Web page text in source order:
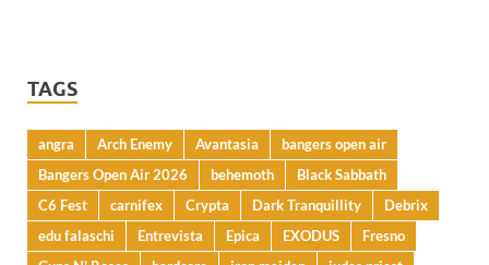
TAGS
angra Arch Enemy Avantasia
bangers open air
Bangers Open Air 2026
behemoth
Black Sabbath
C6 Fest
carnifex Crypta Dark Tranquillity
Debrix
edu falaschi
Entrevista Epica EXODUS
Fresno